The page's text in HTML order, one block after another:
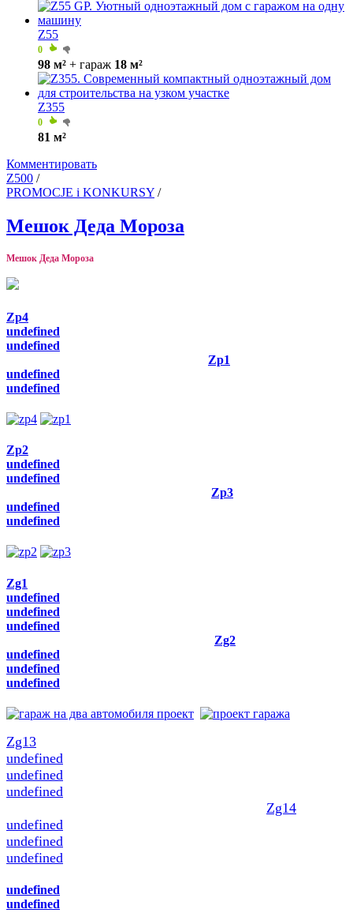
Z55
0
98 м² + гараж 18 м²
Z355
0
81 м²
Комментировать
Z500 /
PROMOCJE i KONKURSY /
Мешок Деда Мороза
Мешок Деда Мороза
Zp4
undefined
undefined
Zp1
undefined
undefined
Zp2
undefined
undefined
Zp3
undefined
undefined
Zg1
undefined
undefined
undefined
Zg2
undefined
undefined
undefined
Zg13
undefined
undefined
undefined
Zg14
undefined
undefined
undefined
undefined
undefined